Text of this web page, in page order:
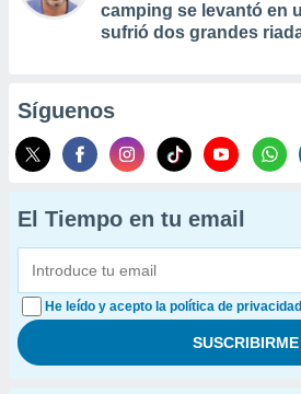
camping se levantó en
sufrió dos grandes
Síguenos
El Tiempo en tu email
He leído y acepto la política de